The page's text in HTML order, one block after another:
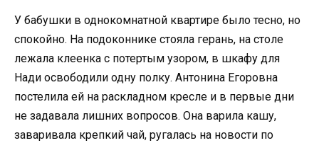
У бабушки в однокомнатной квартире было тесно, но
спокойно. На подоконнике стояла герань, на столе
лежала клеенка с потертым узором, в шкафу для
Нади освободили одну полку. Антонина Егоровна
постелила ей на раскладном кресле и в первые дни
не задавала лишних вопросов. Она варила кашу,
заваривала крепкий чай, ругалась на новости по